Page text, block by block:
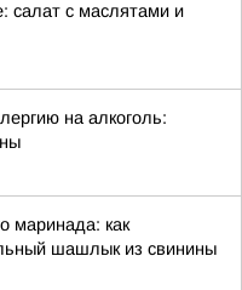
салат с маслятами и
на алкоголь:
маринада: как
шашлык из свинины